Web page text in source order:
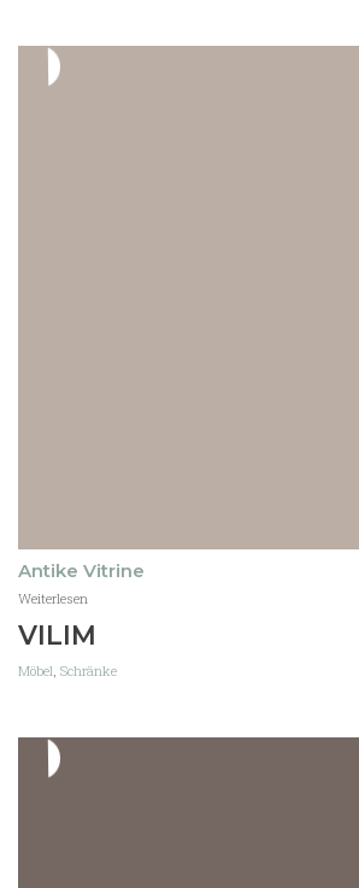
Antike Vitrine
Weiterlesen
VILIM
Möbel Schränke